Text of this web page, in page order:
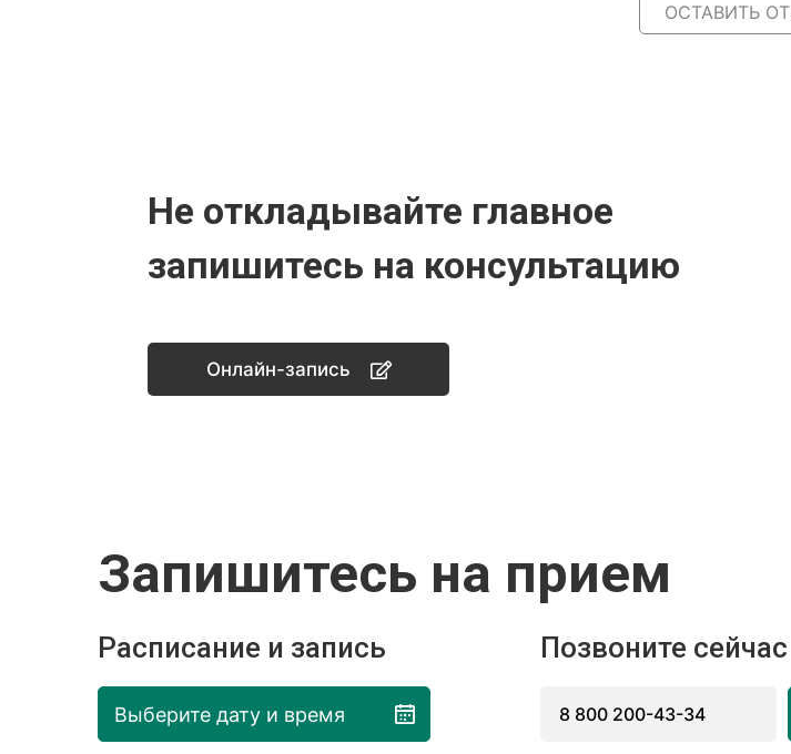
ОСТАВИТЬ
Не откладывайте главное
запишитесь на консультацию
Онлайн-запись
Запишитесь на прием
Расписание и запись
Выберите дату и время
Позвоните сейчас
8 800 200-43-34